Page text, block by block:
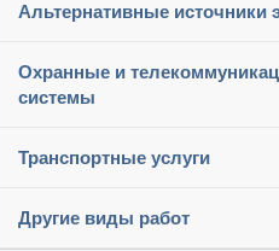
Альтернативные источники
Охранные и
системы
Транспортные услуги
Другие виды работ